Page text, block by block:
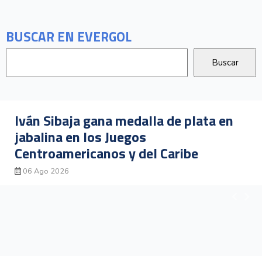
BUSCAR EN EVERGOL
Daniela Rojas gana medalla de bronce
en los Juegos Centroamericanos y del
Caribe Santo Domingo 2026
04 Ago 2026